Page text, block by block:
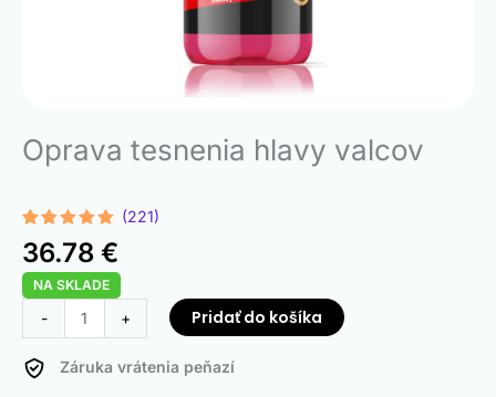
Oprava tesnenia hlavy valcov
Hodnotenie
4.78z 5
na základe
221
zákazníckych
recenzií
(221)
36.78 €
NA SKLADE
-
množstvo
Head
Gasket
+ Pridať do košíka
Záruka vrátenia peňazí